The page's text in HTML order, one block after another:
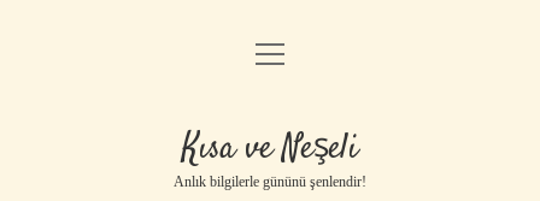
Anasayfa
Yasal Uyarı
menüyü
Kısa ve Neşeli
Anlık bilgilerle gününü şenlendir!